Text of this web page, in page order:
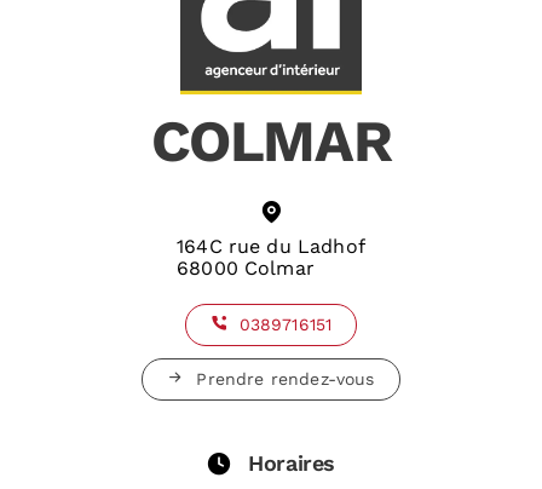
COLMAR
164C rue du Ladhof
68000 Colmar
0389716151
Prendre rendez-vous
Horaires